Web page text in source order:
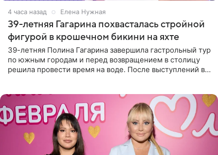
4 часа назад Елена Нужная
39-летняя Гагарина похвасталась стройной
фигурой в крошечном бикини на яхте
39-летняя Полина Гагарина завершила гастрольный тур
по южным городам и перед возвращением в столицу
решила провести время на воде. После выступлений в